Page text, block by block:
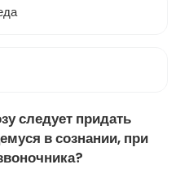
следует придать
в сознании, при